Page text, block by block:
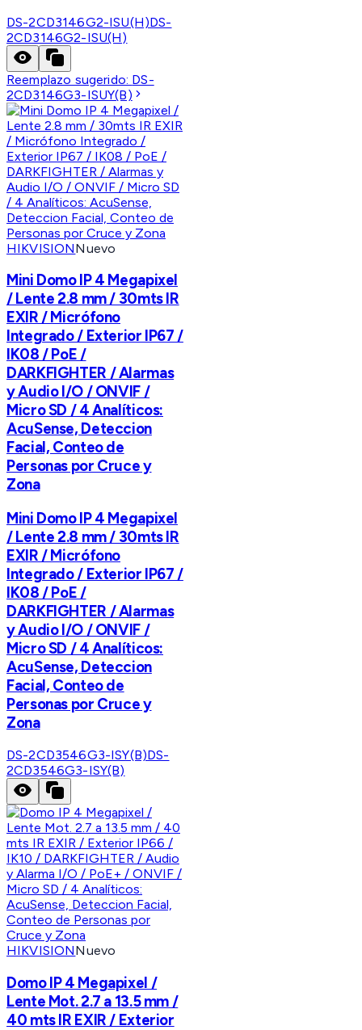
DS-2CD3146G2-ISU(H)DS-
2CD3146G2-ISU(H)
Reemplazo sugerido: DS-
2CD3146G3-ISUY(B)
HIKVISIONNuevo
Mini Domo IP 4 Megapixel
/ Lente 2.8 mm / 30mts IR
EXIR / Micrófono
Integrado / Exterior IP67 /
IK08 / PoE /
DARKFIGHTER / Alarmas
y Audio I/O / ONVIF /
Micro SD / 4 Analíticos:
AcuSense, Deteccion
Facial, Conteo de
Personas por Cruce y
Zona
Mini Domo IP 4 Megapixel
/ Lente 2.8 mm / 30mts IR
EXIR / Micrófono
Integrado / Exterior IP67 /
IK08 / PoE /
DARKFIGHTER / Alarmas
y Audio I/O / ONVIF /
Micro SD / 4 Analíticos:
AcuSense, Deteccion
Facial, Conteo de
Personas por Cruce y
Zona
DS-2CD3546G3-ISY(B)DS-
2CD3546G3-ISY(B)
HIKVISIONNuevo
Domo IP 4 Megapixel /
Lente Mot. 2.7 a 13.5 mm /
40 mts IR EXIR / Exterior